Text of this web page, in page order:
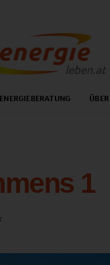
ENERGIEBERATUNG
1